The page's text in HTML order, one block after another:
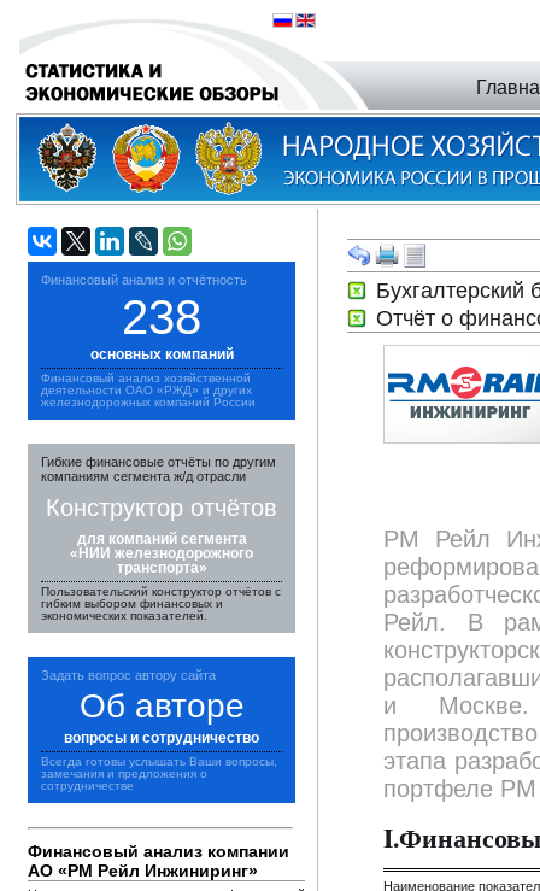
Финансовый анализ и отчётность
238
основных компаний
Финансовый анализ хозяйственной
деятельности ОАО «РЖД» и других
железнодорожных компаний России
Гибкие финансовые отчёты по другим
компаниям сегмента ж/д отрасли
Конструктор отчётов
для компаний сегмента
«НИИ железнодорожного
транспорта»
Пользовательский конструктор отчётов с
гибким выбором финансовых и
экономических показателей.
Задать вопрос автору сайта
Об авторе
вопросы и сотрудничество
Всегда готовы услышать Ваши вопросы,
замечания и предложения о
сотрудничестве
Финансовый анализ компании
АО «РМ Рейл Инжиниринг»
Отчёт о
РМ Рейл
Рейл. В
и Москве.
этапа
портфеле РМ
Наименование